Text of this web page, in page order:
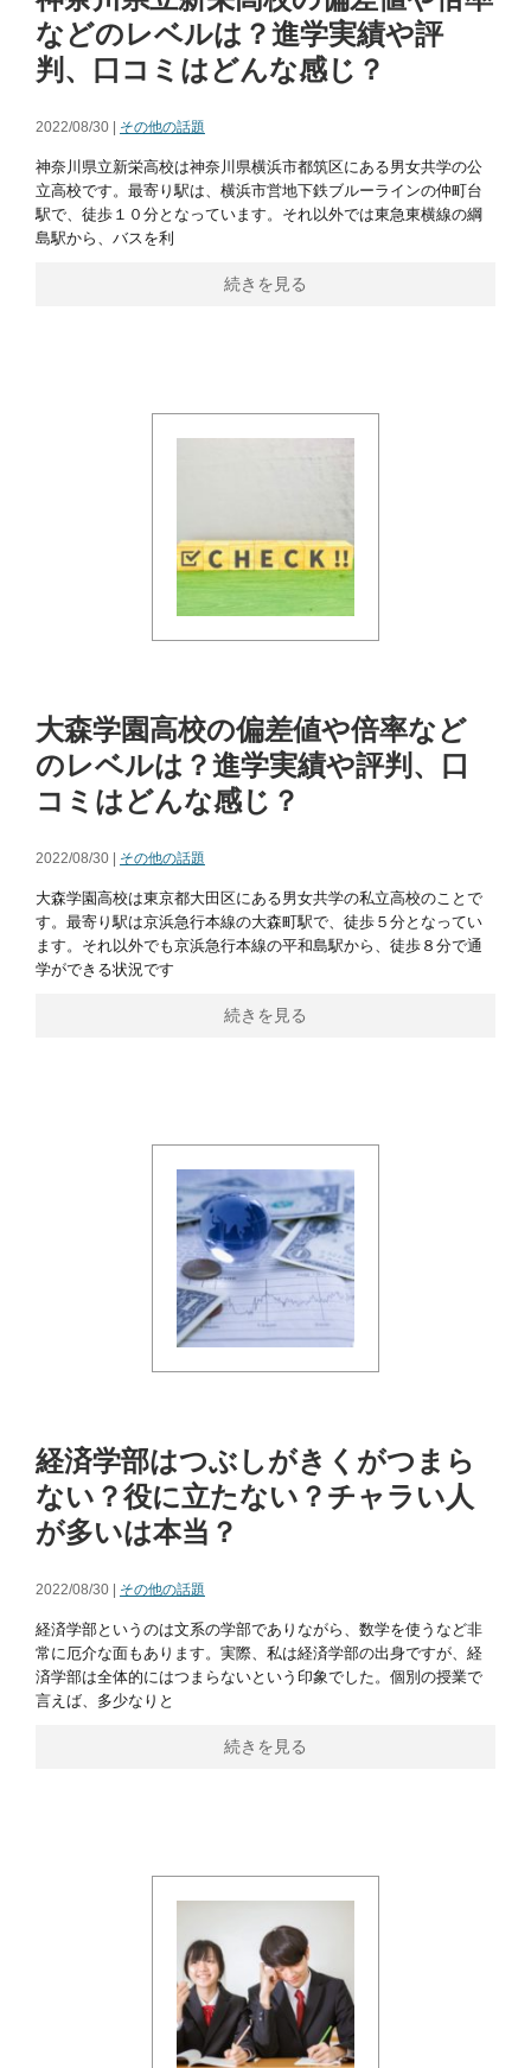
などのレベルは？進学実績や評
判、口コミはどんな感じ？
2022/08/30 | その他の話題
神奈川県立新栄高校は神奈川県横浜市都筑区にある男女共学の公
立高校です。最寄り駅は、横浜市営地下鉄ブルーラインの仲町台
駅で、徒歩１０分となっています。それ以外では東急東横線の綱
島駅から、バスを利
続きを見る
大森学園高校の偏差値や倍率など
のレベルは？進学実績や評判、口
コミはどんな感じ？
2022/08/30 | その他の話題
大森学園高校は東京都大田区にある男女共学の私立高校のことで
す。最寄り駅は京浜急行本線の大森町駅で、徒歩５分となってい
ます。それ以外でも京浜急行本線の平和島駅から、徒歩８分で通
学ができる状況です
続きを見る
経済学部はつぶしがきくがつまら
ない？役に立たない？チャラい人
が多いは本当？
2022/08/30 | その他の話題
経済学部というのは文系の学部でありながら、数学を使うなど非
常に厄介な面もあります。実際、私は経済学部の出身ですが、経
済学部は全体的にはつまらないという印象でした。個別の授業で
言えば、多少なりと
続きを見る